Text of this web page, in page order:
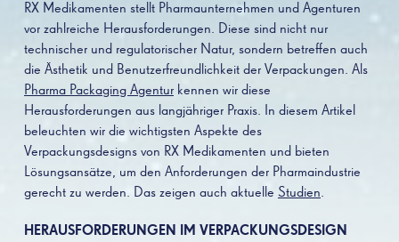
RX Medikamenten stellt Pharmaunternehmen und Agenturen
vor zahlreiche Herausforderungen. Diese sind nicht nur
technischer und regulatorischer Natur, sondern betreffen auch
die Ästhetik und Benutzerfreundlichkeit der Verpackungen. Als
Pharma Packaging Agentur kennen wir diese
Herausforderungen aus langjähriger Praxis. In diesem Artikel
beleuchten wir die wichtigsten Aspekte des
Verpackungsdesigns von RX Medikamenten und bieten
Lösungsansätze, um den Anforderungen der Pharmaindustrie
gerecht zu werden. Das zeigen auch aktuelle Studien.
HERAUSFORDERUNGEN IM VERPACKUNGSDESIGN